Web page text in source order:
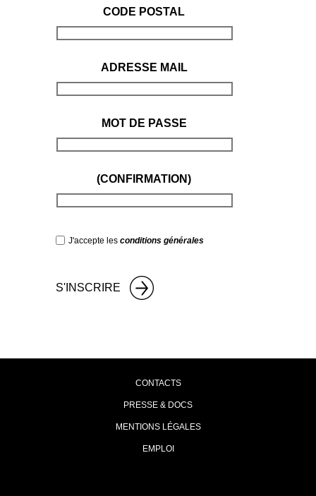
CODE POSTAL
ADRESSE MAIL
MOT DE PASSE
(CONFIRMATION)
J'accepte les conditions générales
CONTACTS
PRESSE & DOCS
MENTIONS LÉGALES
EMPLOI